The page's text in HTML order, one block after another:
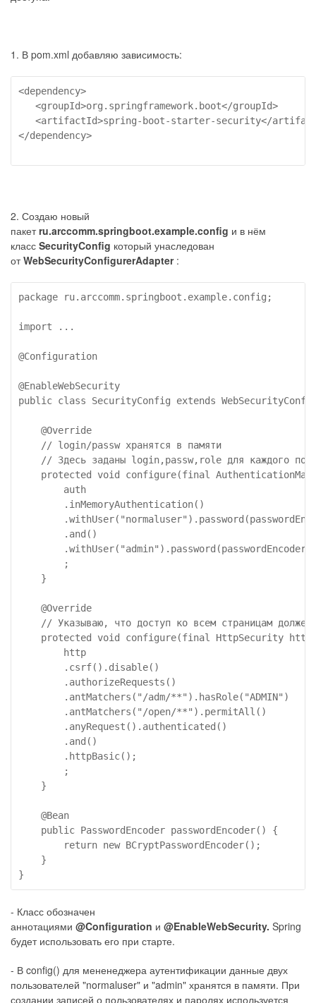
1. В pom.xml добавляю зависимость:
<dependency>
   <groupId>org.springframework.boot</groupId>
<artifactId>spring-boot-starter-security</
</dependency>
2. Создаю новый
пакет ru.arccomm.springboot.example.config и в нём
класс SecurityConfig который унаследован
отWebSecurityConfigurerAdapter:
package ru.arccomm.springboot.example.config;
import ...
@Configuration
@EnableWebSecurity
public class SecurityConfig extends
    @Override
    // login/passw хранятся в памяти
// Здесь заданы login,passw,role для каждого
protected void configure(final
        auth
        .inMemoryAuthentication()
        .and()
        ;
    }
    @Override
// Указываю, что доступ ко всем страницам
protected void configure(final HttpSecurity
        http
        .csrf().disable()
        .authorizeRequests()
.antMatchers("/adm/**").hasRole("ADMIN")   // /
.antMatchers("/open/**").permitAll()       // /
.anyRequest().authenticated()              //
        .and()
.httpBasic();
        ;
    }
    @Bean
    public PasswordEncoder passwordEncoder() {
        return new BCryptPasswordEncoder();
    }
}
- Класс обозначен
аннотациями @Configuration и @EnableWebSecurity. Spring
будет использовать его при старте.
- В config() для мененеджера аутентификации данные двух
пользователей "normaluser" и "admin" хранятся в памяти. При
создании записей о пользователях и паролях используется